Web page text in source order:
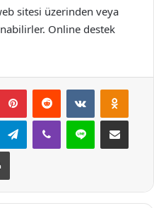
sitesi üzerinden veya
Online destek
PinterestReddit VKontakte
TelegramViber Line E-Posta ile
Yazdır